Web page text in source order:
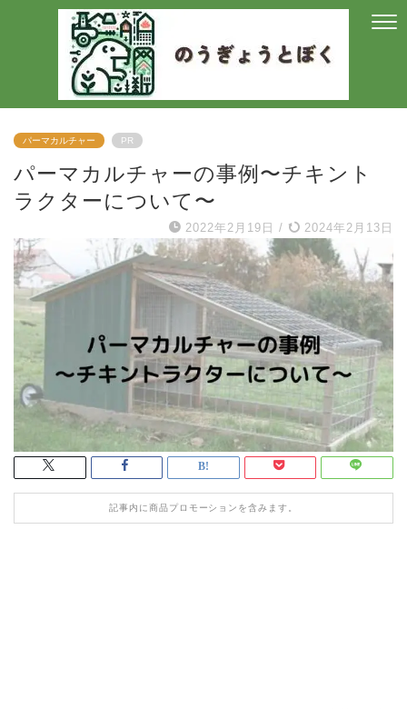
パーマカルチャー PR
パーマカルチャーの事例〜チキント
ラクターについて〜
2022年2月19日 / 2024年2月13日
記事内に商品プロモーションを含みます。